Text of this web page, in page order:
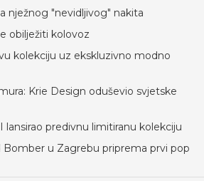
nježnog "nevidljivog" nakita
obilježiti kolovoz
kolekciju uz ekskluzivno modno
Krie Design oduševio svjetske
predivnu limitiranu kolekciju
u Zagrebu priprema prvi pop